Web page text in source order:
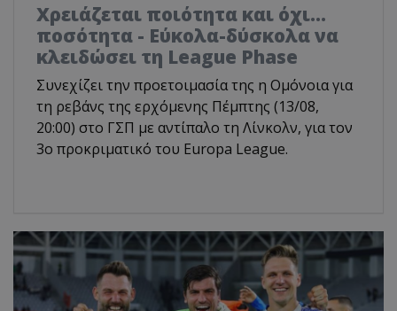
Χρειάζεται ποιότητα και όχι...
ποσότητα - Εύκολα-δύσκολα να
κλειδώσει τη League Phase
Συνεχίζει την προετοιμασία της η Ομόνοια για
τη ρεβάνς της ερχόμενης Πέμπτης (13/08,
20:00) στο ΓΣΠ με αντίπαλο τη Λίνκολν, για τον
3ο προκριματικό του Europa League.